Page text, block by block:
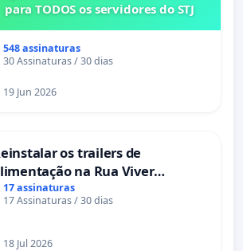
para TODOS os servidores do STJ
548 assinaturas
30 Assinaturas / 30 dias
19 Jun 2026
os trailers de
na Rua Viver
Salvador
17 assinaturas
17 Assinaturas / 30 dias
18 Jul 2026